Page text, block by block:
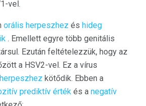
vel.
orális herpeszhez és hideg
. Emellett egyre több genitális
Ezután feltételezzük, hogy az
a HSV2-vel. Ez a vírus
kötődik. Ebben a
prediktív érték és a negatív